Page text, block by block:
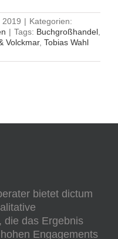
2019 | Kategorien:
| Tags: Buchgroßhandel
Volckmar, Tobias Wahl
bietet dictum
die das Ergebnis
Engagements